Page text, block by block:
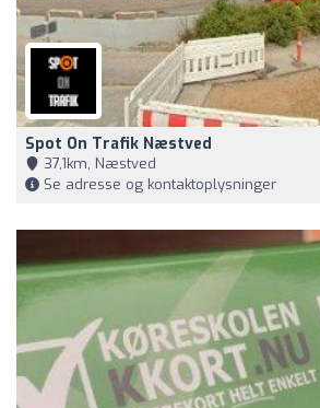
Spot On Trafik Næstved
37,1km, Næstved
Se adresse og kontaktoplysninger